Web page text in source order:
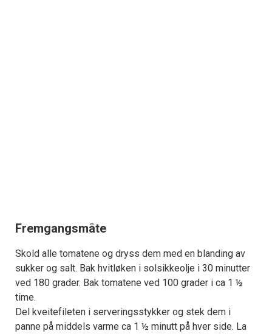
Fremgangsmåte
Skold alle tomatene og dryss dem med en blanding av
sukker og salt. Bak hvitløken i solsikkeolje i 30 minutter
ved 180 grader. Bak tomatene ved 100 grader i ca 1 ½
time.
Del kveitefileten i serveringsstykker og stek dem i
panne på middels varme ca 1 ½ minutt på hver side. La